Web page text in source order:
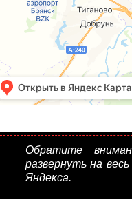
Обратите
развернуть на
Яндекса.